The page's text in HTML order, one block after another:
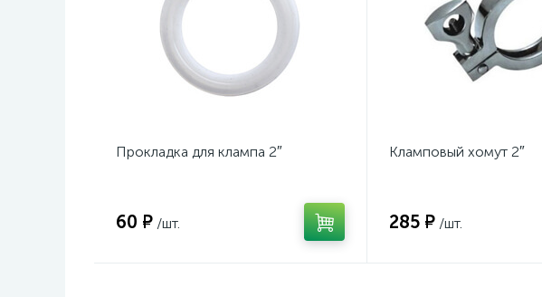
Прокладка для клампа 2″
60 ₽ /шт.
Кламповый хомут 2″
285 ₽ /шт.